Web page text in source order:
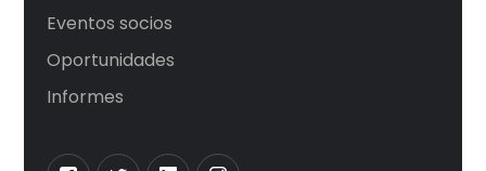
Eventos socios
Oportunidades
Informes